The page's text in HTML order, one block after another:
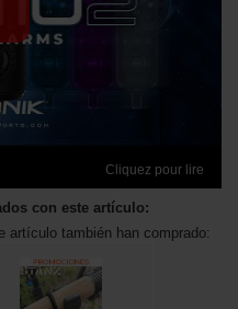
Cliquez pour lire
con este artículo:
artículo también han comprado: